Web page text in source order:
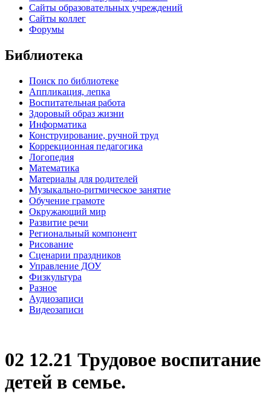
Сайты образовательных учреждений
Сайты коллег
Форумы
Библиотека
Поиск по библиотеке
Аппликация, лепка
Воспитательная работа
Здоровый образ жизни
Информатика
Конструирование, ручной труд
Коррекционная педагогика
Логопедия
Математика
Материалы для родителей
Музыкально-ритмическое занятие
Обучение грамоте
Окружающий мир
Развитие речи
Региональный компонент
Рисование
Сценарии праздников
Управление ДОУ
Физкультура
Разное
Аудиозаписи
Видеозаписи
02 12.21 Трудовое воспитание
детей в семье.